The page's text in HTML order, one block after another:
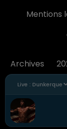
Live : Dunkerque
Mentions
Archives